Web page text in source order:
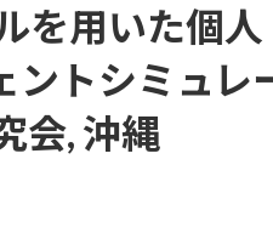
を用いた個人
ントシミュレ
会, 沖縄